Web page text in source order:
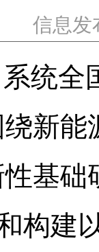
信息发
统全
新
基
构建